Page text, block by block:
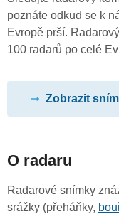
poznáte odkud se k
Evropě prší.
100 radarů po celé
Zobrazit
O radaru
Radarové snímky
srážky (přeháňky,